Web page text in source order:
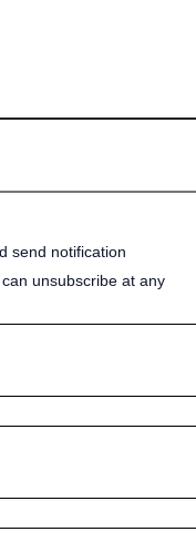
send notification
unsubscribe at any